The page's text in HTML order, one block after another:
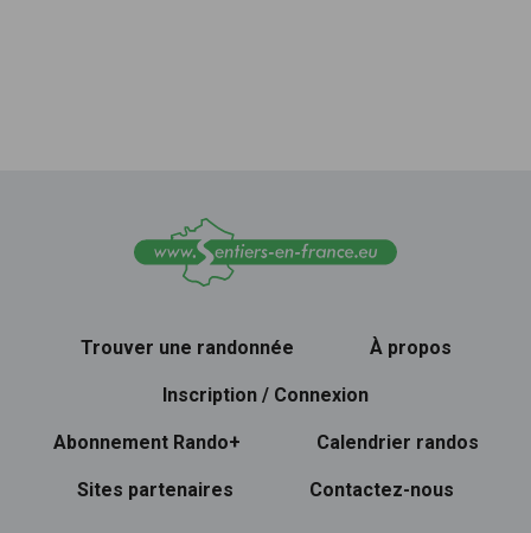
Trouver une randonnée À propos
Inscription / Connexion
Abonnement Rando+ Calendrier randos
Sites partenaires Contactez-nous